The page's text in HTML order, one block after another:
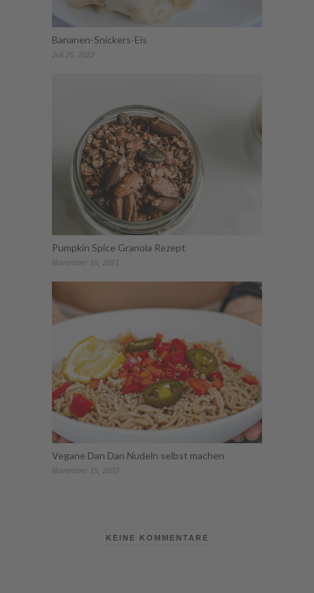
Bananen-Snickers-Eis
Juli 26, 2022
Pumpkin Spice Granola Rezept
November 10, 2021
Vegane Dan Dan Nudeln selbst machen
November 15, 2022
KEINE KOMMENTARE